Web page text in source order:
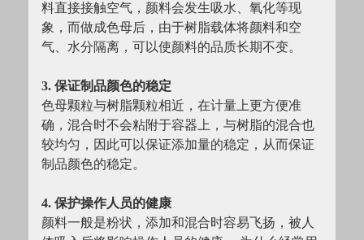
料直接接触空气，颜料会发生吸水、氧化等现
象，而做成色母后，由于树脂载体将颜料和空
气、水分隔离，可以使颜料的品质长期不变。
3. 保证制品颜色的稳定
色母颗粒与树脂颗粒相近，在计量上更方便准
确，混合时不会粘附于容器上，与树脂的混合也
较均匀，因此可以保证添加量的稳定，从而保证
制品颜色的稳定。
4. 保护操作人员的健康
颜料一般是粉状，添加和混合时容易飞扬，被人